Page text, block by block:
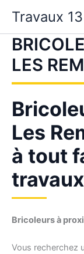
contenu
Travaux 13
LES
Les
à tout
Bricoleurs à
Vous recherchez